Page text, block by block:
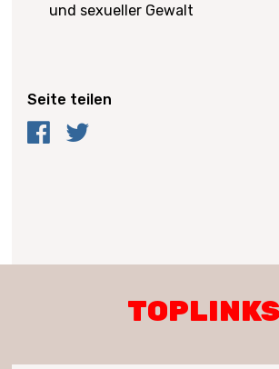
und sexueller Gewalt
Seite teilen
Facebook
Twitter
TOPLINKS